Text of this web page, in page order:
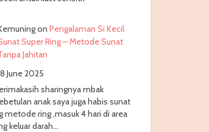
onPengalaman Si Kecil
Super Ring – Metode Sunat
Jahitan
June 2025
sharingnya mbak
anak saya juga habis sunat
metode ring ,masuk 4 hari di area
keluar darah…